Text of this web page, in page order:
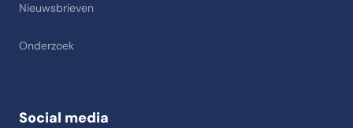
Nieuwsbrieven
Onderzoek
Social media